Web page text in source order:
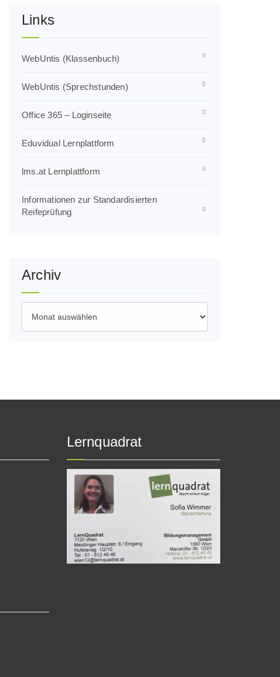
Links
WebUntis (Klassenbuch)
WebUntis (Sprechstunden)
Office 365 – Loginseite
Eduvidual Lernplattform
lms.at Lernplattform
Informationen zur Standardisierten
Reifeprüfung
Archiv
Lernquadrat